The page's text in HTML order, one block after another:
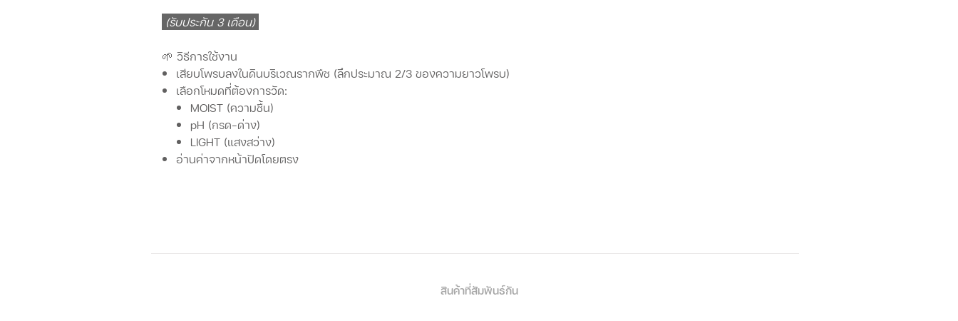
(รับประกัน 3 เดือน)
🌱 วิธีการใช้งาน
เสียบโพรบลงในดินบริเวณรากพืช (ลึกประมาณ 2/3 ของความยาวโพรบ)
เลือกโหมดที่ต้องการวัด:
MOIST (ความชื้น)
pH (กรด-ด่าง)
LIGHT (แสงสว่าง)
อ่านค่าจากหน้าปัดโดยตรง
สินค้าที่สัมพันธ์กัน